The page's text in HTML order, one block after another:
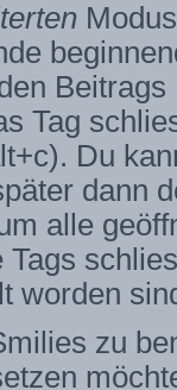
Modus
Tag
Du
dann
alle
worden
zu